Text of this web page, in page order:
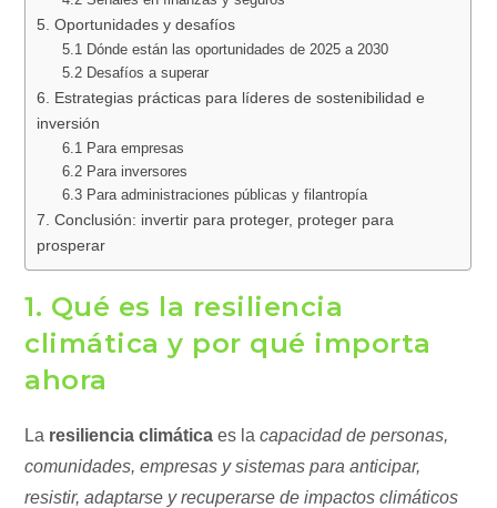
5. Oportunidades y desafíos
5.1 Dónde están las oportunidades de 2025 a 2030
5.2 Desafíos a superar
6. Estrategias prácticas para líderes de sostenibilidad e
inversión
6.1 Para empresas
6.2 Para inversores
6.3 Para administraciones públicas y filantropía
7. Conclusión: invertir para proteger, proteger para
prosperar
1. Qué es la resiliencia
climática y por qué importa
ahora
La resiliencia climática es lacapacidad de personas,
comunidades, empresas y sistemas para anticipar,
resistir, adaptarse y recuperarse de impactos climáticos